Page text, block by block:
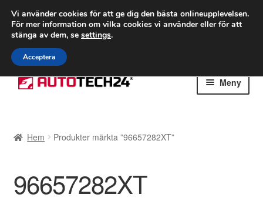
FRAKT från 75 kr
Världsomspännande frakt
Ring 766 924 713
Hoppa
till
Hoppa
till
Meny
Betalningar
Integritetspolicy
Hem Produkter märkta ”96657282XT”
96657282XT
Vi använder cookies för att ge dig den bästa onlineupplevelsen.
För mer information om vilka cookies vi använder eller för att
stänga av dem, se settings.
Acceptera